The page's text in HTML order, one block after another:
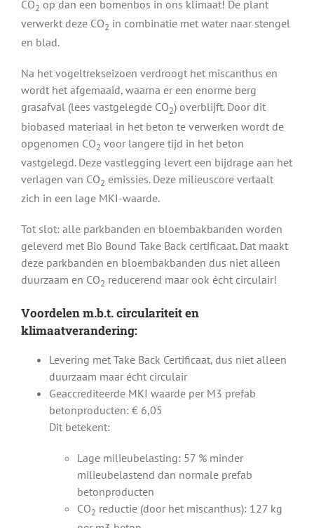
CO2 op dan een bomenbos in ons klimaat! De plant
verwerkt deze CO2 in combinatie met water naar stengel
en blad.
Na het vogeltrekseizoen verdroogt het miscanthus en
wordt het afgemaaid, waarna er een enorme berg
grasafval (lees vastgelegde CO2) overblijft. Door dit
biobased materiaal in het beton te verwerken wordt de
opgenomen CO2 voor langere tijd in het beton
vastgelegd. Deze vastlegging levert een bijdrage aan het
verlagen van CO2 emissies. Deze milieuscore vertaalt
zich in een lage MKI-waarde.
Tot slot: alle parkbanden en bloembakbanden worden
geleverd met Bio Bound Take Back certificaat. Dat maakt
deze parkbanden en bloembakbanden dus niet alleen
duurzaam en CO2 reducerend maar ook écht circulair!
Voordelen m.b.t. circulariteit en
klimaatverandering:
Levering met Take Back Certificaat, dus niet alleen
duurzaam maar écht circulair
Geaccrediteerde MKI waarde per M3 prefab
betonproducten: € 6,05
Dit betekent:
Lage milieubelasting: 57 % minder
milieubelastend dan normale prefab
betonproducten
CO2 reductie (door het miscanthus): 127 kg